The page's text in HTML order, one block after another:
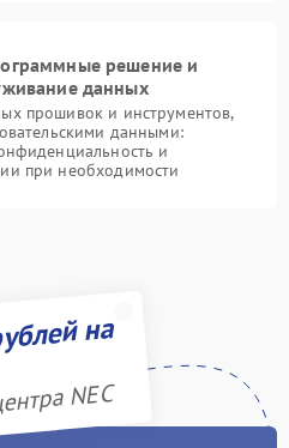
решение и
данных
прошивок и инструментов,
данными:
и
при необходимости
на
NEC